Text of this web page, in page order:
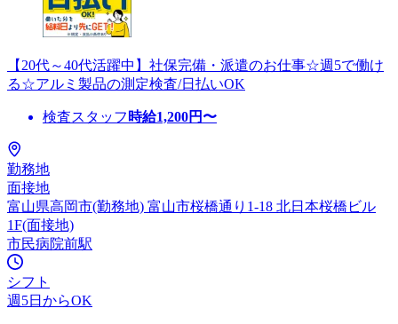
【20代～40代活躍中】社保完備・派遣のお仕事☆週5で働け
る☆アルミ製品の測定検査/日払いOK
検査スタッフ 時給1,200円〜
勤務地
面接地
富山県高岡市(勤務地) 富山市桜橋通り1-18 北日本桜橋ビル
1F(面接地)
市民病院前駅
シフト
週5日からOK